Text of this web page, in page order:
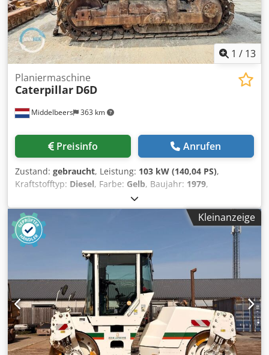
1 / 13
Middelbeers 363 km
Planiermaschine
Caterpillar D6D
Preisinfo Anrufen
Zustand: gebraucht, Leistung: 103 kW (140,04 PS),
Kraftstofftyp: Diesel, Farbe: Gelb, Baujahr: 1979,
Allgemeine Informationen Baujahr: 1979 Modelljahr: 1979
Seriennummer: 20X1733 Technische Informationen
Zylinderzahl: 6 Antrieb: Raupe Leergewicht: 14.000 kg
Zustand Chedpjun Rlqofx Angja Allgemeiner Zustand:
durchschnittlich Technischer Zustand: gut Optischer
Zustand: schlecht Finanzielle Informationen Preis: Auf
Anfrage Weitere Informationen Wenden Sie sich an Ernst
van Hek, um weitere Informationen zu erhalten.
Kleinanzeige